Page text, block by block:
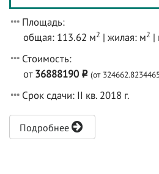
Площадь:
общая: 113.62 м2 | жилая: м2 |
Стоимость:
от36888190 o (от
Срок сдачи: II кв. 2018 г.
Подробнее